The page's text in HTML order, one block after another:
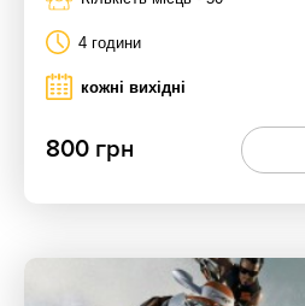
4 години
кожні вихідні
800 грн